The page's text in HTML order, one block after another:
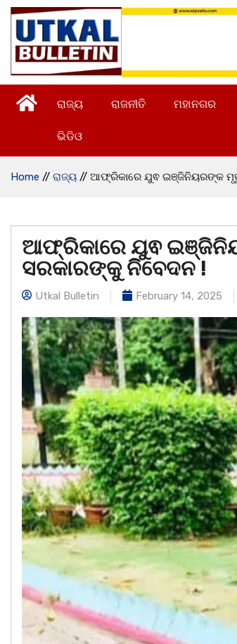
ରାଜ୍ୟ ରାଜନୀତି ମହାନଗର
ଭିଡିଓ
Home // ରାଜ୍ୟ // ଆଫ୍ରିକାରେ ଯୁଵ ଇଞ୍ଜିନିୟରଙ୍କ
ଆଫ୍ରିକାରେ ଯୁଵ
ସରକାରଙ୍କୁ ନିିବେଦନ !
Utkal Bulletin February 14, 2025